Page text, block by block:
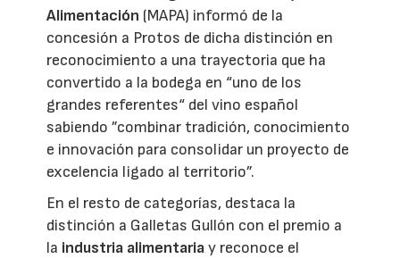
Alimentación (MAPA) informó de la
concesión a Protos de dicha distinción en
reconocimiento a una trayectoria que ha
convertido a la bodega en “uno de los
grandes referentes“ del vino español
sabiendo ”combinar tradición, conocimiento
e innovación para consolidar un proyecto de
excelencia ligado al territorio”.
En el resto de categorías, destaca la
distinción a Galletas Gullón con el premio a
la industria alimentariay reconoce el